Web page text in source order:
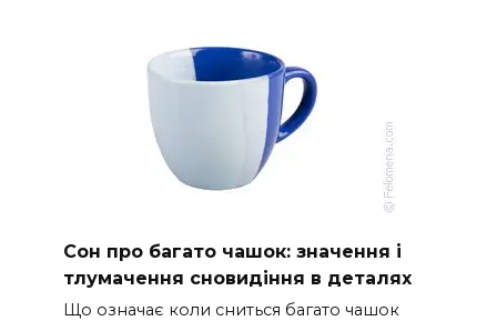
Сон про багато чашок: значення і
тлумачення сновидіння в деталях
Що означає коли сниться багато чашок